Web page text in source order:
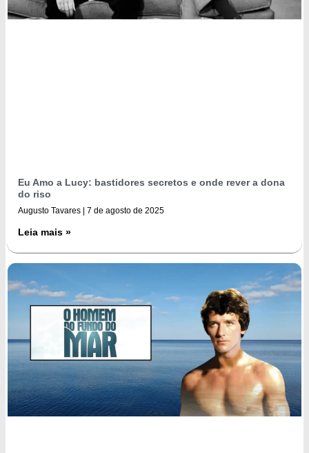
Eu Amo a Lucy: bastidores secretos e onde rever a dona
do riso
Augusto Tavares 7 de agosto de 2025
Leia mais »